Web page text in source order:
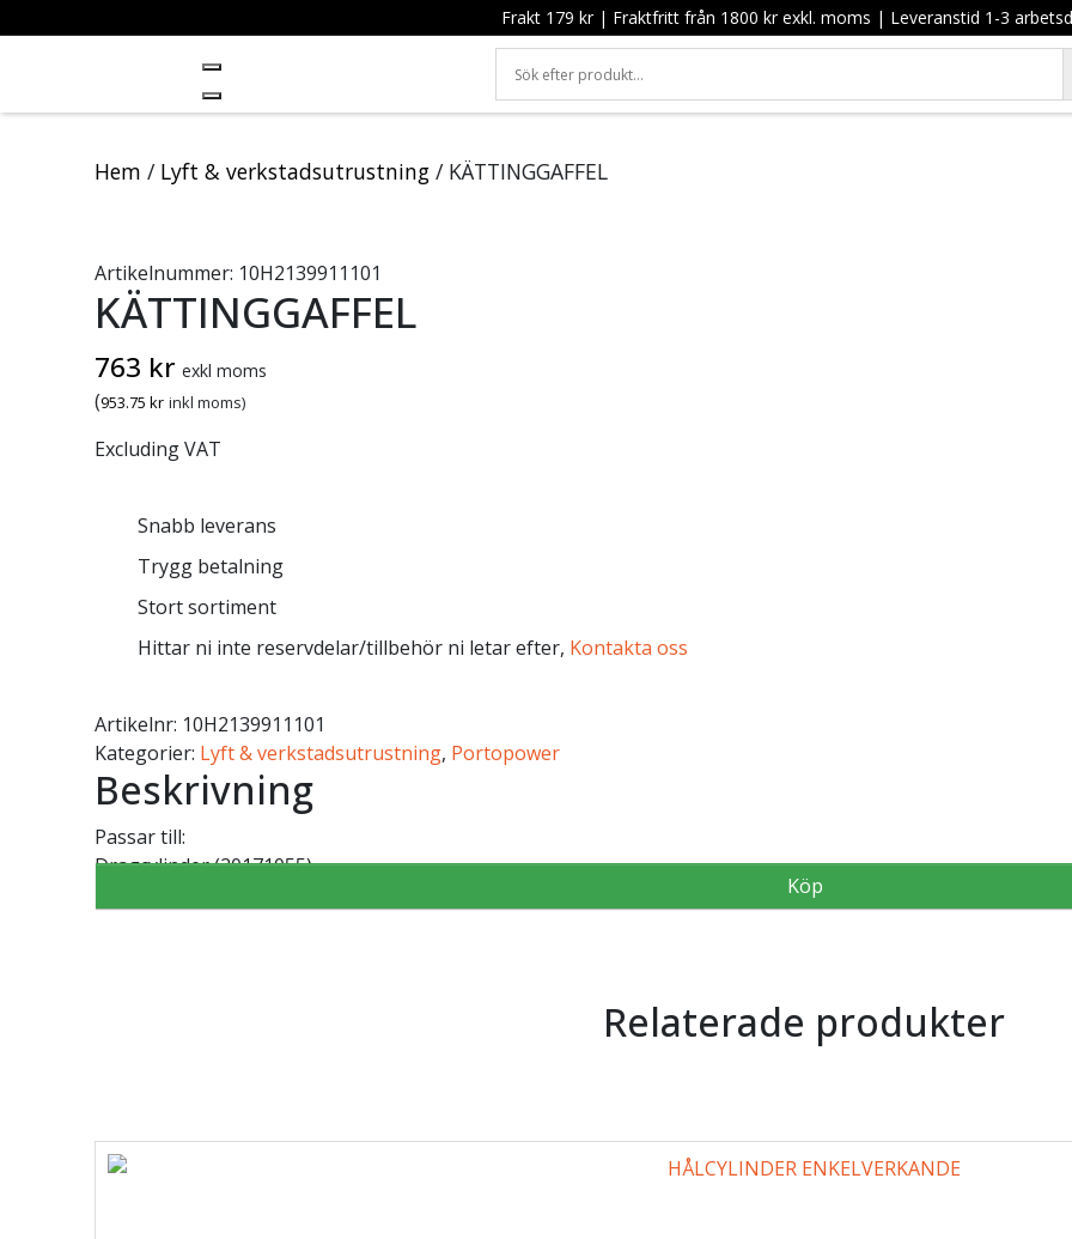
Frakt 179 kr | Fraktfritt från 1800 kr exkl. moms | Leveranstid 1-3
Hem / Lyft & verkstadsutrustning / KÄTTINGGAFFEL
Artikelnummer: 10H2139911101
KÄTTINGGAFFEL
763 kr exkl moms
(953.75kr inkl moms)
Excluding VAT
Snabb leverans
Trygg betalning
Stort sortiment
Hittar ni inte reservdelar/tillbehör ni letar efter, Kontakta oss
Artikelnr: 10H2139911101
Kategorier: Lyft & verkstadsutrustning, Portopower
Beskrivning
Passar till:
Dragcylinder (20171055)
Relaterade produkter
Köp
Köp
Köp
Köp